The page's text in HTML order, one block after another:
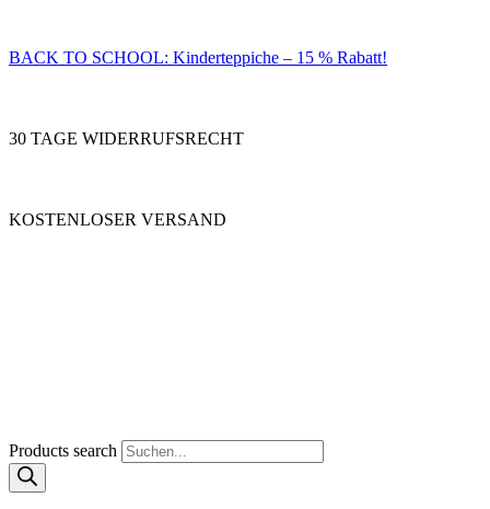
BACK TO SCHOOL: Kinderteppiche – 15 % Rabatt!
30 TAGE WIDERRUFSRECHT
KOSTENLOSER VERSAND
Products search